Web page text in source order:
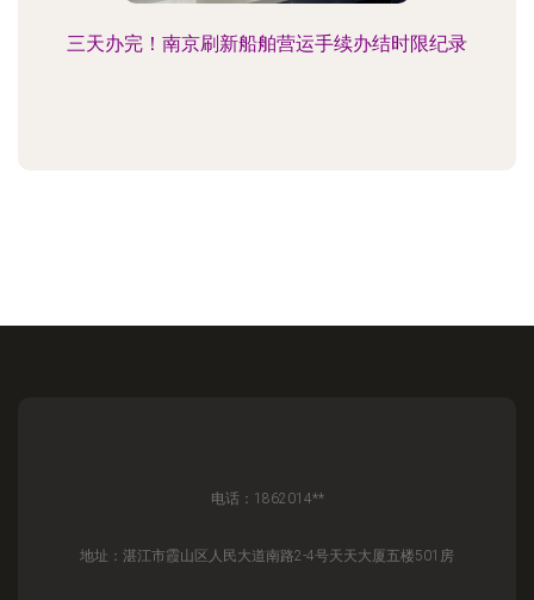
三天办完！南京刷新船舶营运手续办结时限纪录
电话：1862014**
地址：湛江市霞山区人民大道南路2-4号天天大厦五楼501房